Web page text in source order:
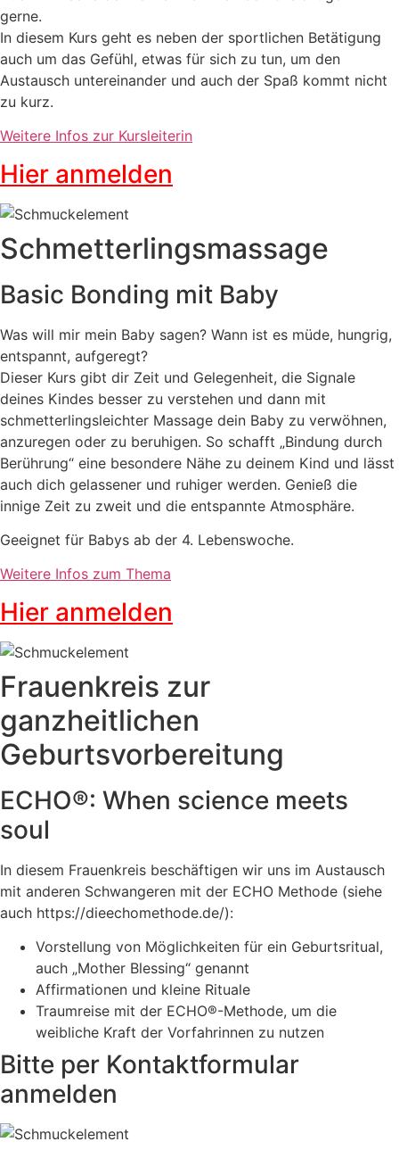
gerne.
In diesem Kurs geht es neben der sportlichen Betätigung
auch um das Gefühl, etwas für sich zu tun, um den
Austausch untereinander und auch der Spaß kommt nicht
zu kurz.
Weitere Infos zur Kursleiterin
Hier anmelden
Schmetterlingsmassage
Basic Bonding mit Baby
Was will mir mein Baby sagen? Wann ist es müde, hungrig,
entspannt, aufgeregt?
Dieser Kurs gibt dir Zeit und Gelegenheit, die Signale
deines Kindes besser zu verstehen und dann mit
schmetterlingsleichter Massage dein Baby zu verwöhnen,
anzuregen oder zu beruhigen. So schafft „Bindung durch
Berührung“ eine besondere Nähe zu deinem Kind und lässt
auch dich gelassener und ruhiger werden. Genieß die
innige Zeit zu zweit und die entspannte Atmosphäre.
Geeignet für Babys ab der 4. Lebenswoche.
Weitere Infos zum Thema
Hier anmelden
Frauenkreis zur
ganzheitlichen
Geburtsvorbereitung
ECHO®: When science meets
soul
In diesem Frauenkreis beschäftigen wir uns im Austausch
mit anderen Schwangeren mit der ECHO Methode (siehe
auch https://dieechomethode.de/):
Vorstellung von Möglichkeiten für ein Geburtsritual,
auch „Mother Blessing“ genannt
Affirmationen und kleine Rituale
Traumreise mit der ECHO®-Methode, um die
weibliche Kraft der Vorfahrinnen zu nutzen
Bitte per Kontaktformular
anmelden